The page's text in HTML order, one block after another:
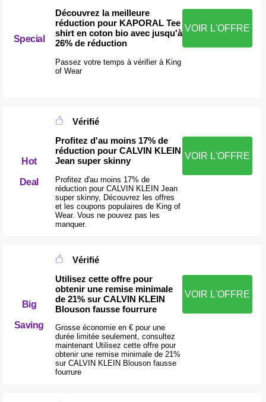
Special
Découvrez la meilleure
réduction pour KAPORAL Tee
shirt en coton bio avec jusqu'à
26% de réduction
Passez votre temps à vérifier à King
of Wear
VOIR L'OFFRE
Hot
Deal
Vérifié
Profitez d'au moins 17% de
réduction pour CALVIN KLEIN
Jean super skinny
Profitez d'au moins 17% de
réduction pour CALVIN KLEIN Jean
super skinny, Découvrez les offres
et les coupons populaires de King of
Wear. Vous ne pouvez pas les
manquer.
VOIR L'OFFRE
Big
Saving
Vérifié
Utilisez cette offre pour
obtenir une remise minimale
de 21% sur CALVIN KLEIN
Blouson fausse fourrure
Grosse économie en € pour une
durée limitée seulement, consultez
maintenant Utilisez cette offre pour
obtenir une remise minimale de 21%
sur CALVIN KLEIN Blouson fausse
fourrure
VOIR L'OFFRE